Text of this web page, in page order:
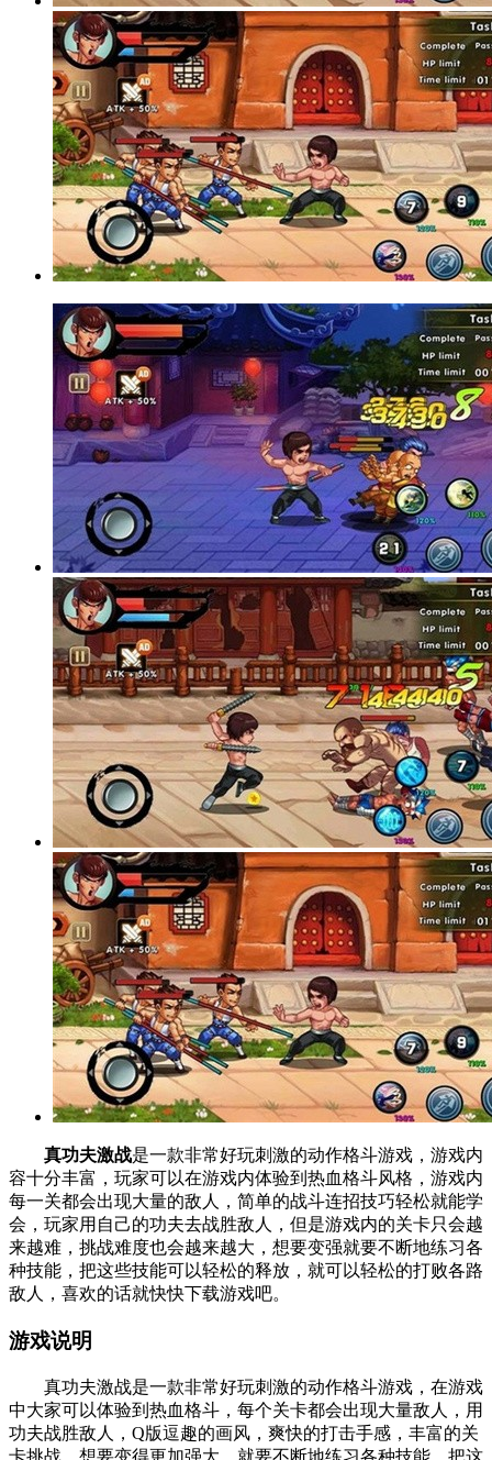
真功夫激战是一款非常好玩刺激的动作格斗游戏，游戏内
容十分丰富，玩家可以在游戏内体验到热血格斗风格，游戏内
每一关都会出现大量的敌人，简单的战斗连招技巧轻松就能学
会，玩家用自己的功夫去战胜敌人，但是游戏内的关卡只会越
来越难，挑战难度也会越来越大，想要变强就要不断地练习各
种技能，把这些技能可以轻松的释放，就可以轻松的打败各路
敌人，喜欢的话就快快下载游戏吧。
游戏说明
真功夫激战是一款非常好玩刺激的动作格斗游戏，在游戏
中大家可以体验到热血格斗，每个关卡都会出现大量敌人，用
功夫战胜敌人，Q版逗趣的画风，爽快的打击手感，丰富的关
卡挑战，想要变得更加强大，就要不断地练习各种技能，把这